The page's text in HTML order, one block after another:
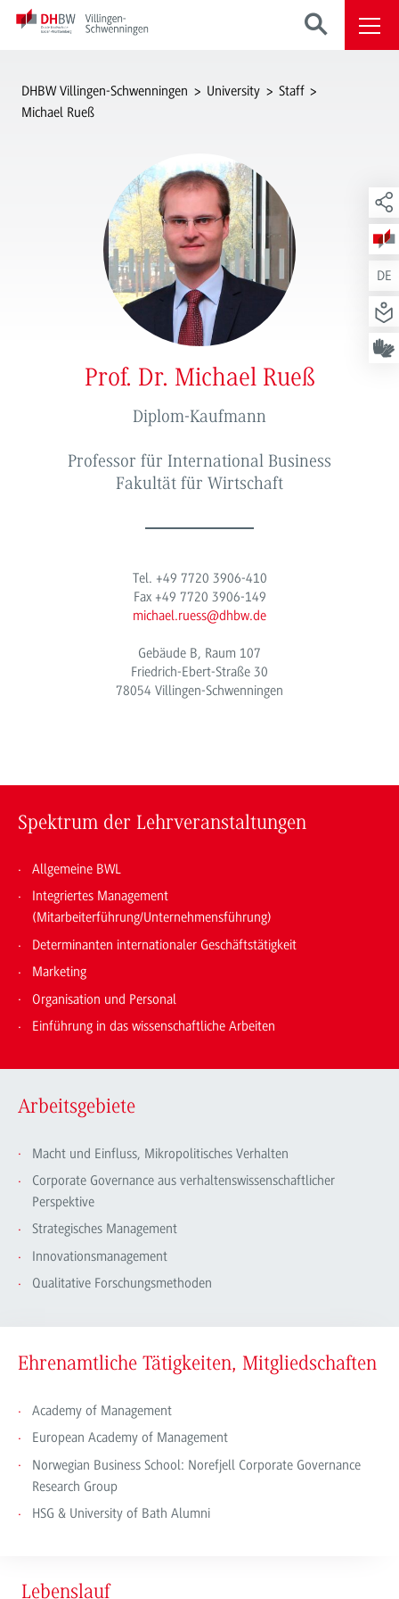
DE
DHBW Villingen-Schwenningen University
Staff
Michael Rueß
Prof. Dr. Michael Rueß
Diplom-Kaufmann
Professor für International Business
Fakultät für Wirtschaft
Tel. +49 7720 3906-410
Fax +49 7720 3906-149
michael.ruess@dhbw.de
Gebäude B, Raum 107
Friedrich-Ebert-Straße 30
78054 Villingen-Schwenningen
Spektrum der Lehrveranstaltungen
Allgemeine BWL
Integriertes Management
(Mitarbeiterführung/Unternehmensführung)
Determinanten internationaler Geschäftstätigkeit
Marketing
Organisation und Personal
Einführung in das wissenschaftliche Arbeiten
Arbeitsgebiete
Macht und Einfluss, Mikropolitisches Verhalten
Corporate Governance aus verhaltenswissenschaftlicher
Perspektive
Strategisches Management
Innovationsmanagement
Qualitative Forschungsmethoden
Ehrenamtliche Tätigkeiten, Mitgliedschaften
Academy of Management
European Academy of Management
Norwegian Business School: Norefjell Corporate Governance
Research Group
HSG & University of Bath Alumni
Lebenslauf